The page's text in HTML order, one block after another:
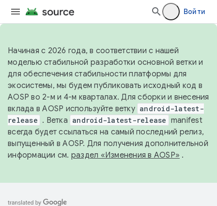
Войти
Начиная с 2026 года, в соответствии с нашей
моделью стабильной разработки основной ветки и
для обеспечения стабильности платформы для
экосистемы, мы будем публиковать исходный код в
AOSP во 2-м и 4-м кварталах. Для сборки и внесения
вклада в AOSP используйте ветку android-latest-
release . Ветка android-latest-release manifest
всегда будет ссылаться на самый последний релиз,
выпущенный в AOSP. Для получения дополнительной
информации см. раздел «Изменения в AOSP» .